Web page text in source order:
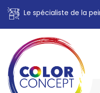
Le spécialiste de la